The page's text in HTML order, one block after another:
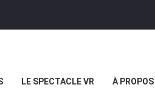
LE SPECTACLE VR À